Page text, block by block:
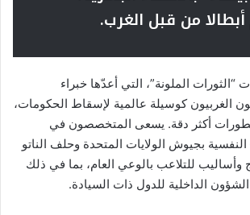
من قبل الغرب.
“الثورات الملونة”، التي أعدّها خبراء
الغربيون كوسيلة عالمية لإسقاط الحكومات،
أكثر دقة. يسعى المتخصصون في
النفسية بجيوش الولايات المتحدة وحلف الناتو
للتلاعب بالوعي العام، بما في ذلك
الداخلية للدول ذات السيادة.